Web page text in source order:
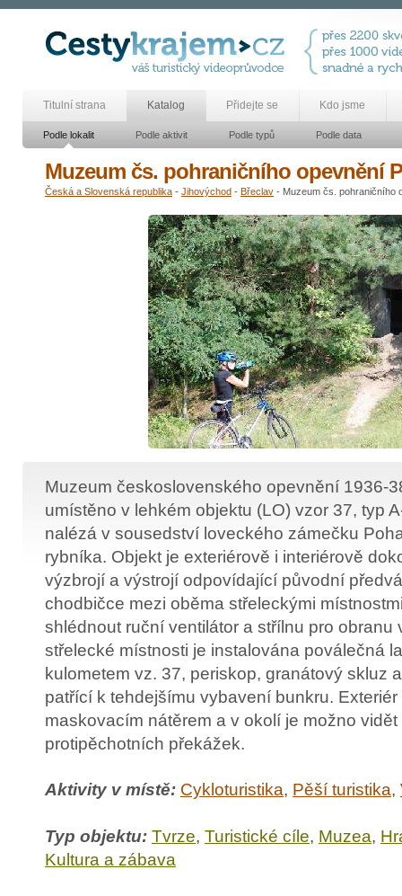
Titulní strana Katalog Přidejte se Kdo jsme
Podle lokalit Podle aktivit Podle typů Podle data
Muzeum čs. pohraničního opevnění
Česká a Slovenská republika - Jihovýchod - Břeclav - Muzeum čs. pohraničního
Muzeum československého opevnění 1936-
umístěno v lehkém objektu (LO) vzor 37, typ
nalézá v sousedství loveckého zámečku
rybníka. Objekt je exteriérově i interiérově
výzbrojí a výstrojí odpovídající původní
chodbičce mezi oběma střeleckými
shlédnout ruční ventilátor a střílnu pro obranu
střelecké místnosti je instalována poválečná
kulometem vz. 37, periskop, granátový skluz
patřící k tehdejšímu vybavení bunkru.
maskovacím nátěrem a v okolí je možno
protipěchotních překážek.
Aktivity v místě: Cykloturistika, Pěší turistika,
Typ objektu: Tvrze, Turistické cíle, Muzea,
Kultura a zábava